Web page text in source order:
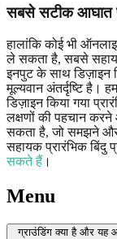
सबसे सटीक आघात
हालांकि कोई भी
ले सकता है, सबसे
इनपुट के साथ डिज़ाइन
मूल्यवान अंतर्दृष्टि है।
डिज़ाइन किया गया
लक्षणों की पहचान करने
सकता है, जो समझने और
सहायक प्रारंभिक बिंदु
सकते हैं ।
Menu
ग्राउंडिंग क्या है और यह